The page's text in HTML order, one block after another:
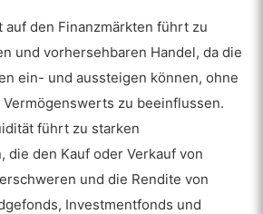
auf den Finanzmärkten führt zu
und vorhersehbaren Handel, da die
ein- und aussteigen können, ohne
zu beeinflussen.
führt zu starken
die den Kauf oder Verkauf von
und die Rendite von
Investmentfonds und